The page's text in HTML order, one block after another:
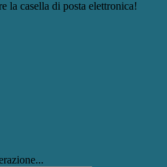
la casella di posta elettronica!